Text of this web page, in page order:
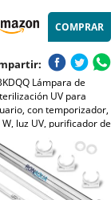
COMPRAR
Lámpara de
UV para
con temporizador,
W, luz UV, purificador de
contra algas y
luz UV para
de filtro,
acuarios,
de limpieza